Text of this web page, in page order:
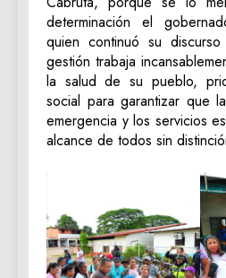
determinación el
quien continuó su
gestión trabaja
la salud de su pueblo,
social para garantizar que
emergencia y los servicios
alcance de todos sin